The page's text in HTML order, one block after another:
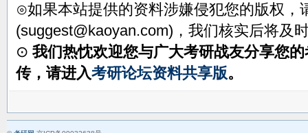
⊙如果本站提供的资料涉嫌侵犯您的版权，
(suggest@kaoyan.com)，我们核实后将及
⊙ 我们热忱欢迎您与广大考研战友分享您
传，请进入考研论坛资料共享版。